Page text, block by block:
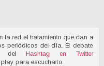
la red el tratamiento que dan a
periódicos del día. El debate
delHashtag en Twitter
para escucharlo.